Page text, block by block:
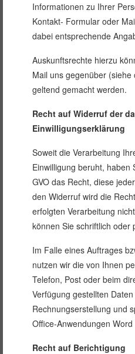
Informationen zu Ihrer
Kontakt- Formular oder
dabei entsprechende
Auskunftsrechte hierzu
Mail uns gegenüber
geltend gemacht werden.
Recht auf Widerruf der
Einwilligungserklärung
Soweit die Verarbeitung
Einwilligung beruht, haben
GVO das Recht, diese
den Widerruf wird die
erfolgten Verarbeitung
können Sie schriftlich oder
Im Falle eines Auftrages
nutzen wir die von Ihnen
Telefon, Post oder beim
Verfügung gestellten
Rechnungserstellung und
Office-Anwendungen Word
Recht auf Berichtigung